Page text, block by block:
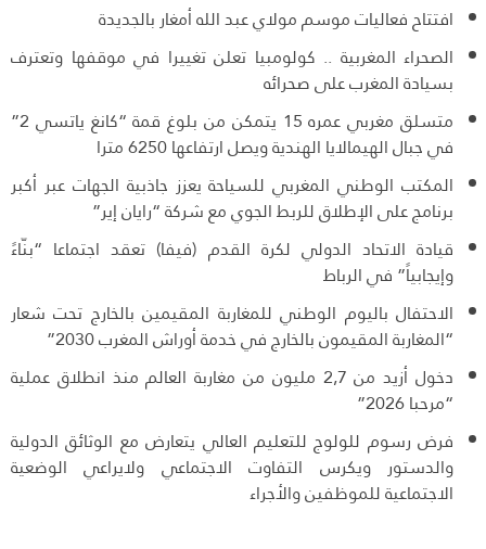
افتتاح فعاليات موسم مولاي عبد الله أمغار بالجديدة
الصحراء المغربية .. كولومبيا تعلن تغييرا في موقفها وتعترف
بسيادة المغرب على صحرائه
متسلق مغربي عمره 15 يتمكن من بلوغ قمة “كانغ ياتسي 2”
في جبال الهيمالايا الهندية ويصل ارتفاعها 6250 مترا
المكتب الوطني المغربي للسياحة يعزز جاذبية الجهات عبر أكبر
برنامج على الإطلاق للربط الجوي مع شركة “رايان إير”
قيادة الاتحاد الدولي لكرة القدم (فيفا) تعقد اجتماعا “بنّاءً
وإيجابياً” في الرباط
الاحتفال باليوم الوطني للمغاربة المقيمين بالخارج تحت شعار
“المغاربة المقيمون بالخارج في خدمة أوراش المغرب 2030”
دخول أزيد من 2,7 مليون من مغاربة العالم منذ انطلاق عملية
“مرحبا 2026”
فرض رسوم للولوج للتعليم العالي يتعارض مع الوثائق الدولية
والدستور ويكرس التفاوت الاجتماعي ولايراعي الوضعية
الاجتماعية للموظفين والأجراء